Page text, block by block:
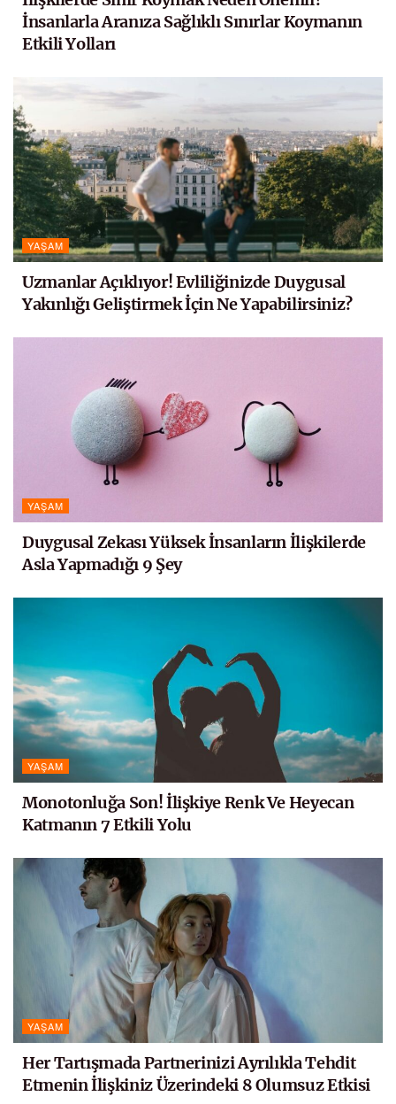
İnsanlarla Aranıza Sağlıklı Sınırlar Koymanın
Etkili Yolları
YAŞAM
Uzmanlar Açıklıyor! Evliliğinizde Duygusal
Yakınlığı Geliştirmek İçin Ne Yapabilirsiniz?
YAŞAM
Duygusal Zekası Yüksek İnsanların İlişkilerde
Asla Yapmadığı 9 Şey
YAŞAM
Monotonluğa Son! İlişkiye Renk Ve Heyecan
Katmanın 7 Etkili Yolu
YAŞAM
Her Tartışmada Partnerinizi Ayrılıkla Tehdit
Etmenin İlişkiniz Üzerindeki 8 Olumsuz Etkisi